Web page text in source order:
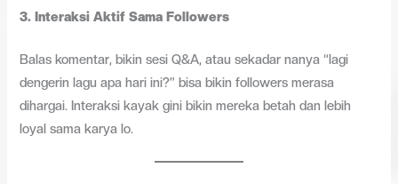
3.Interaksi Aktif Sama Followers
Balas komentar, bikin sesi Q&A, atau sekadar nanya “lagi
dengerin lagu apa hari ini?” bisa bikin followers merasa
dihargai. Interaksi kayak gini bikin mereka betah dan lebih
loyal sama karya lo.